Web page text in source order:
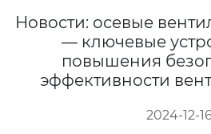
Новости: осевые
— ключевые
повышения
эффективности
2024-12-